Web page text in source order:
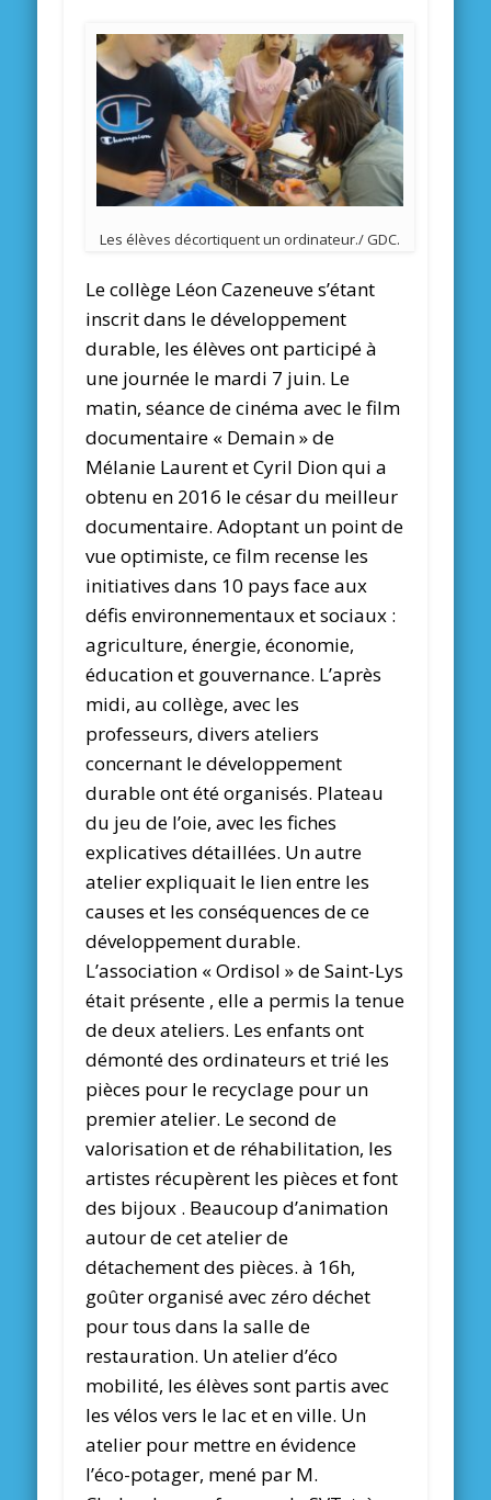
Les élèves décortiquent un ordinateur./ GDC.
Le collège Léon Cazeneuve s’étant
inscrit dans le développement
durable, les élèves ont participé à
une journée le mardi 7 juin. Le
matin, séance de cinéma avec le film
documentaire « Demain » de
Mélanie Laurent et Cyril Dion qui a
obtenu en 2016 le césar du meilleur
documentaire. Adoptant un point de
vue optimiste, ce film recense les
initiatives dans 10 pays face aux
défis environnementaux et sociaux :
agriculture, énergie, économie,
éducation et gouvernance. L’après
midi, au collège, avec les
professeurs, divers ateliers
concernant le développement
durable ont été organisés. Plateau
du jeu de l’oie, avec les fiches
explicatives détaillées. Un autre
atelier expliquait le lien entre les
causes et les conséquences de ce
développement durable.
L’association « Ordisol » de Saint-Lys
était présente , elle a permis la tenue
de deux ateliers. Les enfants ont
démonté des ordinateurs et trié les
pièces pour le recyclage pour un
premier atelier. Le second de
valorisation et de réhabilitation, les
artistes récupèrent les pièces et font
des bijoux . Beaucoup d’animation
autour de cet atelier de
détachement des pièces. à 16h,
goûter organisé avec zéro déchet
pour tous dans la salle de
restauration. Un atelier d’éco
mobilité, les élèves sont partis avec
les vélos vers le lac et en ville. Un
atelier pour mettre en évidence
l’éco-potager, mené par M.